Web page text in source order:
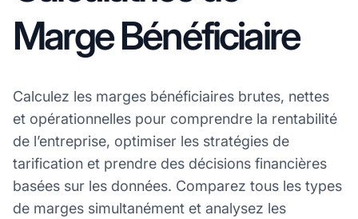
Marge Bénéficiaire
Calculez les marges bénéficiaires brutes, nettes
et opérationnelles pour comprendre la rentabilité
de l’entreprise, optimiser les stratégies de
tarification et prendre des décisions financières
basées sur les données. Comparez tous les types
de marges simultanément et analysez les